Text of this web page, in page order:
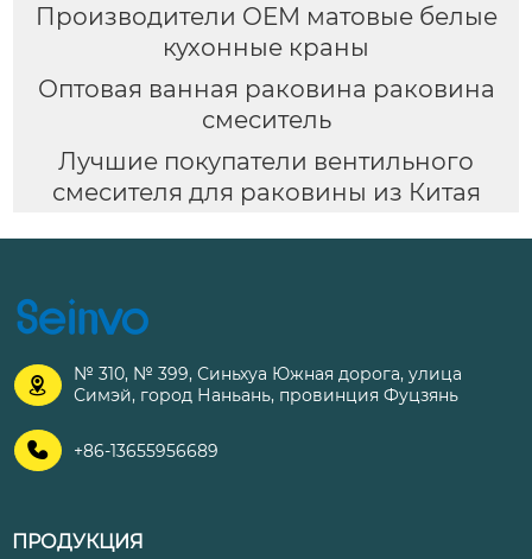
Производители OEM матовые белые
кухонные краны
Оптовая ванная раковина раковина
смеситель
Лучшие покупатели вентильного
смесителя для раковины из Китая

№ 310, № 399, Синьхуа Южная дорога, улица
Симэй, город Наньань, провинция Фуцзянь
 +86-13655956689
ПРОДУКЦИЯ